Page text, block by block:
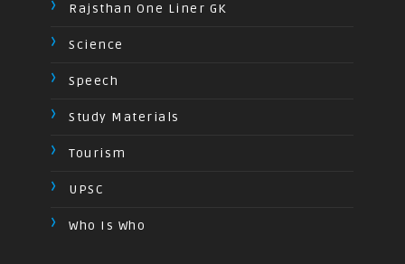
Rajsthan One Liner GK
Science
Speech
Study Materials
Tourism
UPSC
Who Is Who